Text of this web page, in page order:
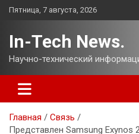
Перейти
Пятница, 7 августа, 2026
In-Tech News.
Научно-технический
Главная
Связь
Представлен Samsung Exynos